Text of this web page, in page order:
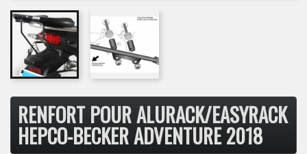
RENFORT POUR ALURACK/EASYRACK
HEPCO-BECKER ADVENTURE 2018